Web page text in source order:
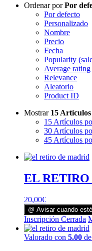
Ordenar porPor
Por defecto
Personalizado
Nombre
Precio
Fecha
Popularity
Average rating
Relevance
Aleatorio
Product ID
Mostrar 15
15 Artículos
30 Artículos
45 Artículos
EL RETIRO
20,00€
@ Avisar cuando
Inscripción Cerrada
Valorado con 5.00